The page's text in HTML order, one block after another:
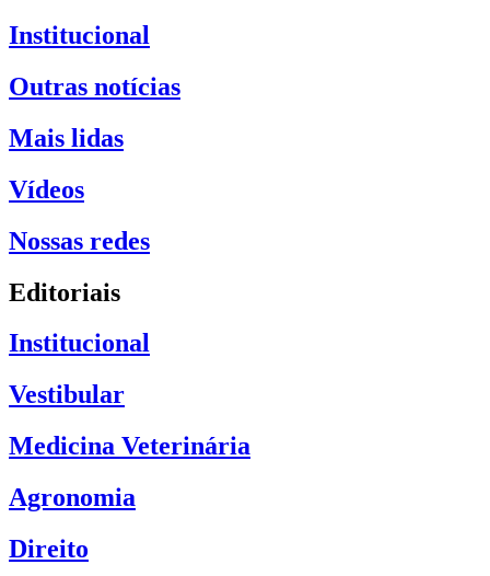
Institucional
Outras notícias
Mais lidas
Vídeos
Nossas redes
Editoriais
Institucional
Vestibular
Medicina Veterinária
Agronomia
Direito